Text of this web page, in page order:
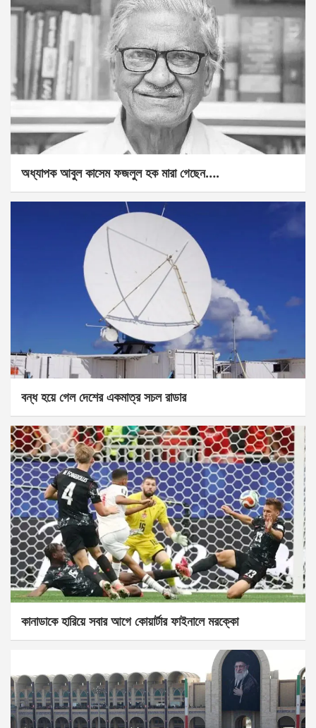
অধ্যাপক আবুল কাসেম ফজলুল হক মারা গেছেন….
বন্ধ হয়ে গেল দেশের একমাত্র সচল রাডার
কানাডাকে হারিয়ে সবার আগে কোয়ার্টার ফাইনালে মরক্কো